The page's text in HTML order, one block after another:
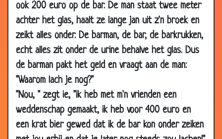
ook 200 euro op de bar. De man staat twee meter
achter het glas, haalt ze lange jan uit z'n broek en
zeikt alles onder. De barman, de bar, de barkrukken,
echt alles zit onder de urine behalve het glas. Dus
de barman pakt het geld en vraagt aan de man:
"Waarom lach je nog?"
"Nou, " zegt ie, "ik heb met m'n vrienden een
weddenschap gemaakt, ik heb voor 400 euro en
een krat bier gewed dat ik de bar kon onder zeiken
2006
Nooit grappig
04 Oct
2006
Woordgrappen 3.26
04 Oct
2006
Gewoon doorgaan...
04 Oct
2006
Niet grappig (1)
04 Oct
Niet grappig (2) 2.63